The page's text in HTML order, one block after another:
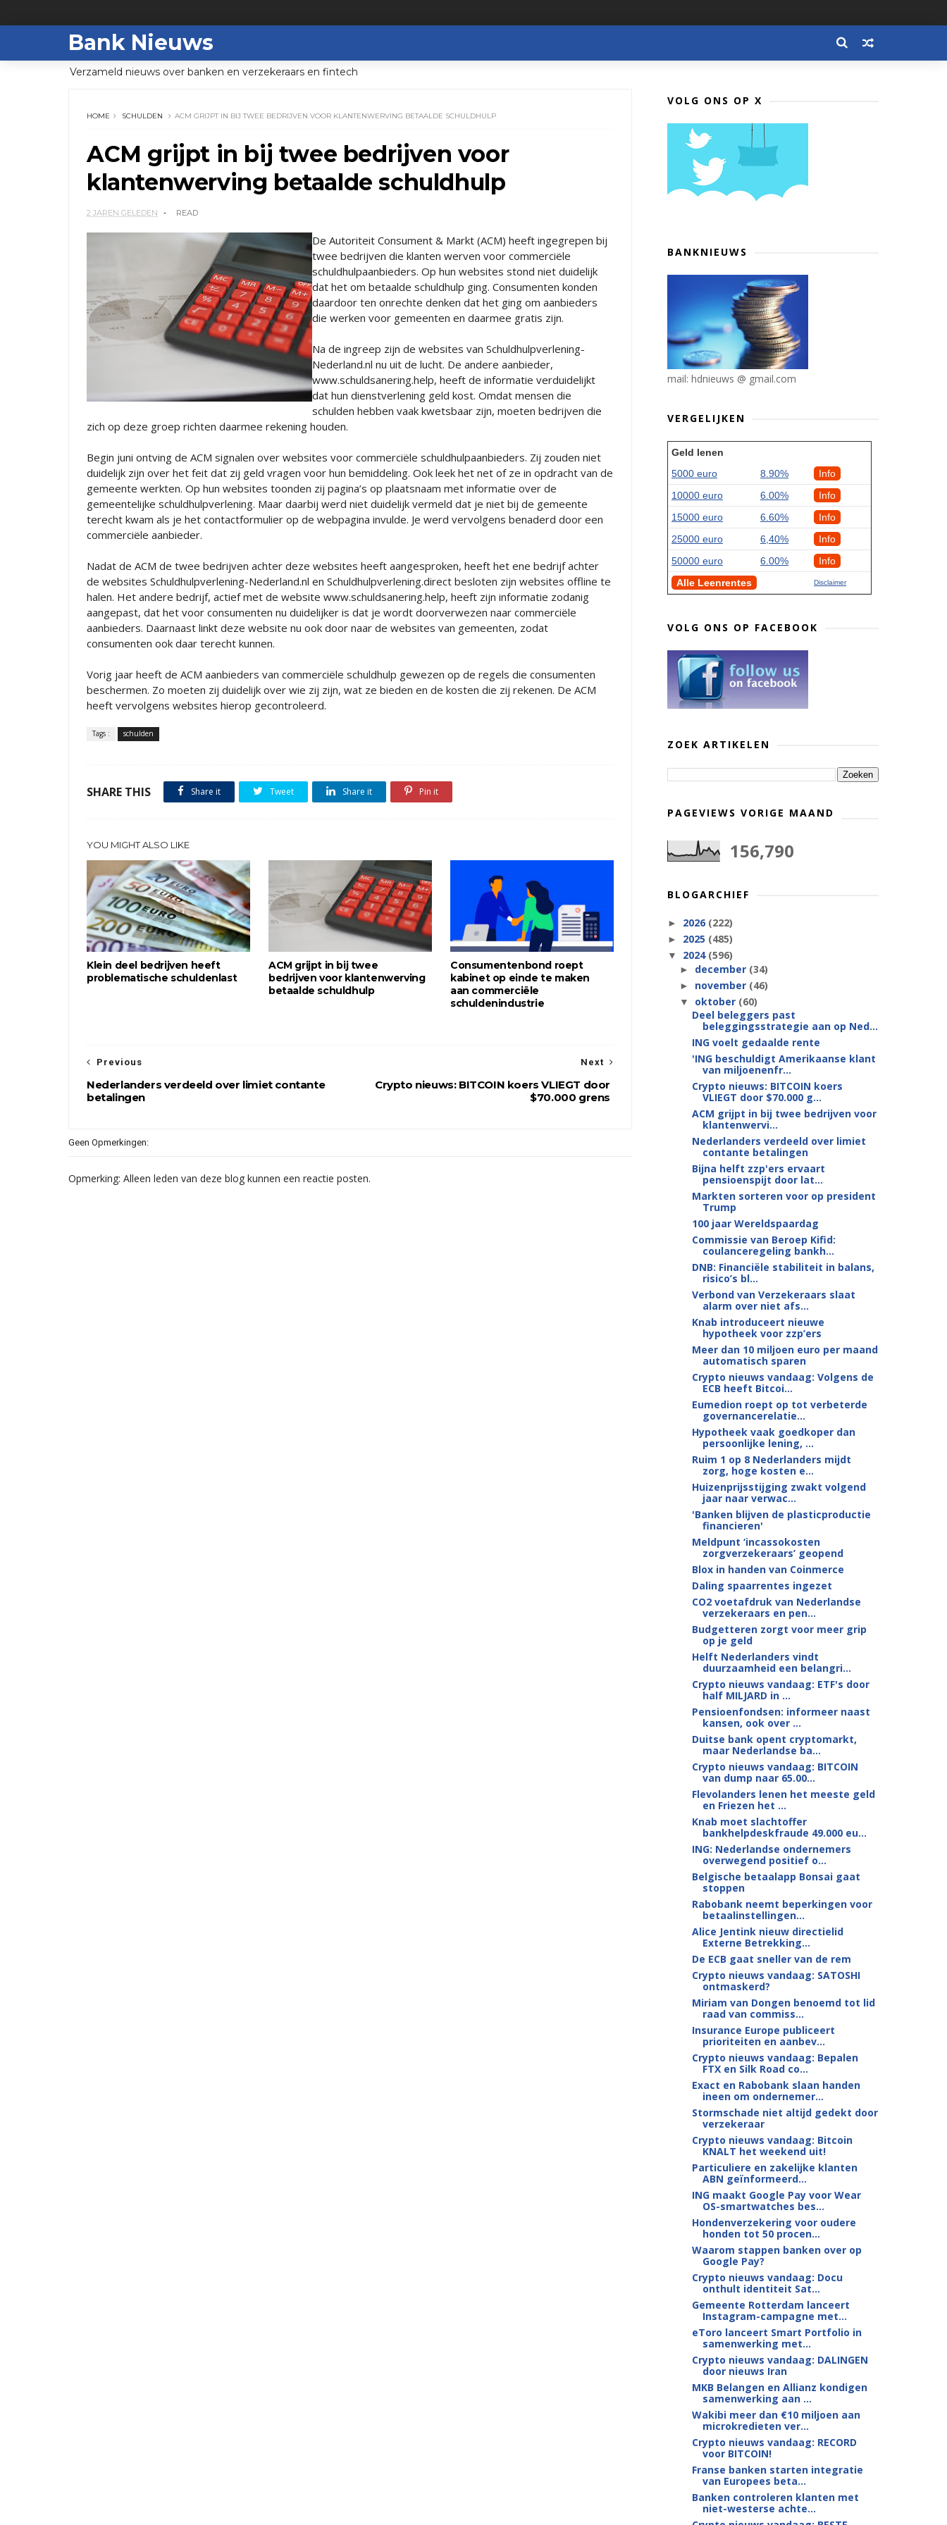
Bank Nieuws
Verzameld nieuws over banken en verzekeraars en fintech
HOME SCHULDEN ACM GRIJPT IN BIJ TWEE BEDRIJVEN VOOR KLANTENWERVING BETAALDE SCHULDHULP
ACM grijpt in bij twee bedrijven voor
klantenwerving betaalde schuldhulp
2 JAREN GELEDEN READ
De Autoriteit Consument & Markt (ACM) heeft ingegrepen bij
twee bedrijven die klanten werven voor commerciële
schuldhulpaanbieders. Op hun websites stond niet duidelijk
dat het om betaalde schuldhulp ging. Consumenten konden
daardoor ten onrechte denken dat het ging om aanbieders
die werken voor gemeenten en daarmee gratis zijn.
Na de ingreep zijn de websites van Schuldhulpverlening-
Nederland.nl nu uit de lucht. De andere aanbieder,
www.schuldsanering.help, heeft de informatie verduidelijkt
dat hun dienstverlening geld kost. Omdat mensen die
schulden hebben vaak kwetsbaar zijn, moeten bedrijven die
zich op deze groep richten daarmee rekening houden.
Begin juni ontving de ACM signalen over websites voor commerciële schuldhulpaanbieders. Zij zouden niet
duidelijk zijn over het feit dat zij geld vragen voor hun bemiddeling. Ook leek het net of ze in opdracht van de
gemeente werkten. Op hun websites toonden zij pagina’s op plaatsnaam met informatie over de
gemeentelijke schuldhulpverlening. Maar daarbij werd niet duidelijk vermeld dat je niet bij de gemeente
terecht kwam als je het contactformulier op de webpagina invulde. Je werd vervolgens benaderd door een
commerciële aanbieder.
Nadat de ACM de twee bedrijven achter deze websites heeft aangesproken, heeft het ene bedrijf achter
de websites Schuldhulpverlening-Nederland.nl en Schuldhulpverlening.direct besloten zijn websites offline te
halen. Het andere bedrijf, actief met de website www.schuldsanering.help, heeft zijn informatie zodanig
aangepast, dat het voor consumenten nu duidelijker is dat je wordt doorverwezen naar commerciële
aanbieders. Daarnaast linkt deze website nu ook door naar de websites van gemeenten, zodat
consumenten ook daar terecht kunnen.
Vorig jaar heeft de ACM aanbieders van commerciële schuldhulp gewezen op de regels die consumenten
beschermen. Zo moeten zij duidelijk over wie zij zijn, wat ze bieden en de kosten die zij rekenen. De ACM
heeft vervolgens websites hierop gecontroleerd.
Tags : schulden
SHARE THIS Share it Tweet Share it Pin it
YOU MIGHT ALSO LIKE
Klein deel bedrijven heeft
problematische schuldenlast
ACM grijpt in bij twee
bedrijven voor klantenwerving
betaalde schuldhulp
Consumentenbond roept
kabinet op einde te maken
aan commerciële
schuldenindustrie
Next
Crypto nieuws: BITCOIN koers VLIEGT door
$70.000 grens
Previous
Nederlanders verdeeld over limiet contante
betalingen
Geen Opmerkingen:
Opmerking: Alleen leden van deze blog kunnen een reactie posten.
VOLG ONS OP X
BANKNIEUWS
mail: hdnieuws @ gmail.com
VERGELIJKEN
Geld lenen
5000 euro
8.90%
Info
10000 euro
6.00%
Info
15000 euro
6.60%
Info
25000 euro
6,40%
Info
50000 euro
6.00%
Info
Alle Leenrentes
Disclaimer
VOLG ONS OP FACEBOOK
ZOEK ARTIKELEN
PAGEVIEWS VORIGE MAAND
156,790
BLOGARCHIEF
► 2026 (222)
► 2025 (485)
▼ 2024 (596)
► december (34)
► november (46)
▼ oktober (60)
Deel beleggers past
beleggingsstrategie aan op Ned...
ING voelt gedaalde rente
'ING beschuldigt Amerikaanse klant
van miljoenenfr...
Crypto nieuws: BITCOIN koers
VLIEGT door $70.000 g...
ACM grijpt in bij twee bedrijven voor
klantenwervi...
Nederlanders verdeeld over limiet
contante betalingen
Bijna helft zzp'ers ervaart
pensioenspijt door lat...
Markten sorteren voor op president
Trump
100 jaar Wereldspaardag
Commissie van Beroep Kifid:
coulanceregeling bankh...
DNB: Financiële stabiliteit in balans,
risico’s bl...
Verbond van Verzekeraars slaat
alarm over niet afs...
Knab introduceert nieuwe
hypotheek voor zzp’ers
Meer dan 10 miljoen euro per maand
automatisch sparen
Crypto nieuws vandaag: Volgens de
ECB heeft Bitcoi...
Eumedion roept op tot verbeterde
governancerelatie...
Hypotheek vaak goedkoper dan
persoonlijke lening, ...
Ruim 1 op 8 Nederlanders mijdt
zorg, hoge kosten e...
Huizenprijsstijging zwakt volgend
jaar naar verwac...
'Banken blijven de plasticproductie
financieren'
Meldpunt ‘incassokosten
zorgverzekeraars’ geopend
Blox in handen van Coinmerce
Daling spaarrentes ingezet
CO2 voetafdruk van Nederlandse
verzekeraars en pen...
Budgetteren zorgt voor meer grip
op je geld
Helft Nederlanders vindt
duurzaamheid een belangri...
Crypto nieuws vandaag: ETF's door
half MILJARD in ...
Pensioenfondsen: informeer naast
kansen, ook over ...
Duitse bank opent cryptomarkt,
maar Nederlandse ba...
Crypto nieuws vandaag: BITCOIN
van dump naar 65.00...
Flevolanders lenen het meeste geld
en Friezen het ...
Knab moet slachtoffer
bankhelpdeskfraude 49.000 eu...
ING: Nederlandse ondernemers
overwegend positief o...
Belgische betaalapp Bonsai gaat
stoppen
Rabobank neemt beperkingen voor
betaalinstellingen...
Alice Jentink nieuw directielid
Externe Betrekking...
De ECB gaat sneller van de rem
Crypto nieuws vandaag: SATOSHI
ontmaskerd?
Miriam van Dongen benoemd tot lid
raad van commiss...
Insurance Europe publiceert
prioriteiten en aanbev...
Crypto nieuws vandaag: Bepalen
FTX en Silk Road co...
Exact en Rabobank slaan handen
ineen om ondernemer...
Stormschade niet altijd gedekt door
verzekeraar
Crypto nieuws vandaag: Bitcoin
KNALT het weekend uit!
Particuliere en zakelijke klanten
ABN geïnformeerd...
ING maakt Google Pay voor Wear
OS-smartwatches bes...
Hondenverzekering voor oudere
honden tot 50 procen...
Waarom stappen banken over op
Google Pay?
Crypto nieuws vandaag: Docu
onthult identiteit Sat...
Gemeente Rotterdam lanceert
Instagram-campagne met...
eToro lanceert Smart Portfolio in
samenwerking met...
Crypto nieuws vandaag: DALINGEN
door nieuws Iran
MKB Belangen en Allianz kondigen
samenwerking aan ...
Wakibi meer dan €10 miljoen aan
microkredieten ver...
Crypto nieuws vandaag: RECORD
voor BITCOIN!
Franse banken starten integratie
van Europees beta...
Banken controleren klanten met
niet-westerse achte...